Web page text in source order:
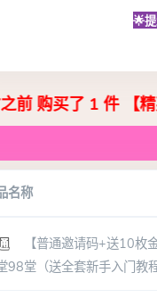
🌟
买了 1 件 【精英邀
名称
【普通邀请码+送10枚
98堂（送全套新手入门教